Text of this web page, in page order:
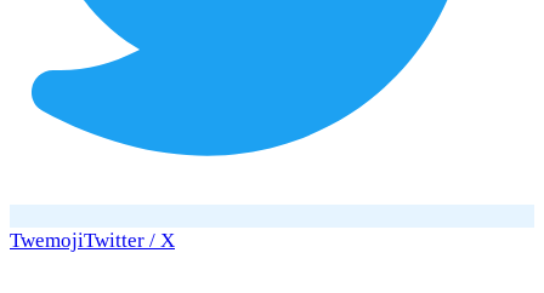
TwemojiTwitter / X